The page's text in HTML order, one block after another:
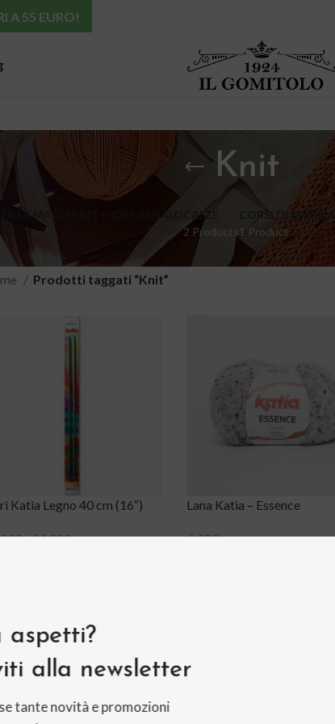
aspetti?
alla newsletter
tante novità e promozioni
Knit
LA MAGLIA KIT E IDEE REGALO
CALZE
2 Products
CORSI DI MAGLIA
1 Product
Prodotti taggati “Knit”
Katia Legno 40 cm (16″)
€-14,90€
Lana Katia – Essence
6,95€
A 55 EURO!